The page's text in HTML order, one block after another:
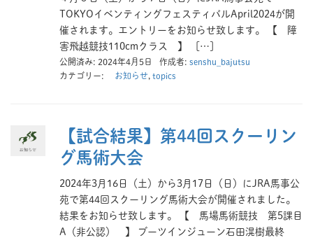
TOKYOイベンティングフェスティバルApril2024が開
催されます。エントリーをお知らせ致します。 【 障
害飛越競技110cmクラス 】 […]
公開済み: 2024年4月5日 作成者: senshu_bajutsu
カテゴリー:
お知らせ topics
【試合結果】第44回スクーリン
グ馬術大会
2024年3月16日（土）から3月17日（日）にJRA馬事公
苑で第44回スクーリング馬術大会が開催されました。
結果をお知らせ致します。 【 馬場馬術競技 第5課目
A（非公認） 】 ブーツインジューン石田滉樹最終